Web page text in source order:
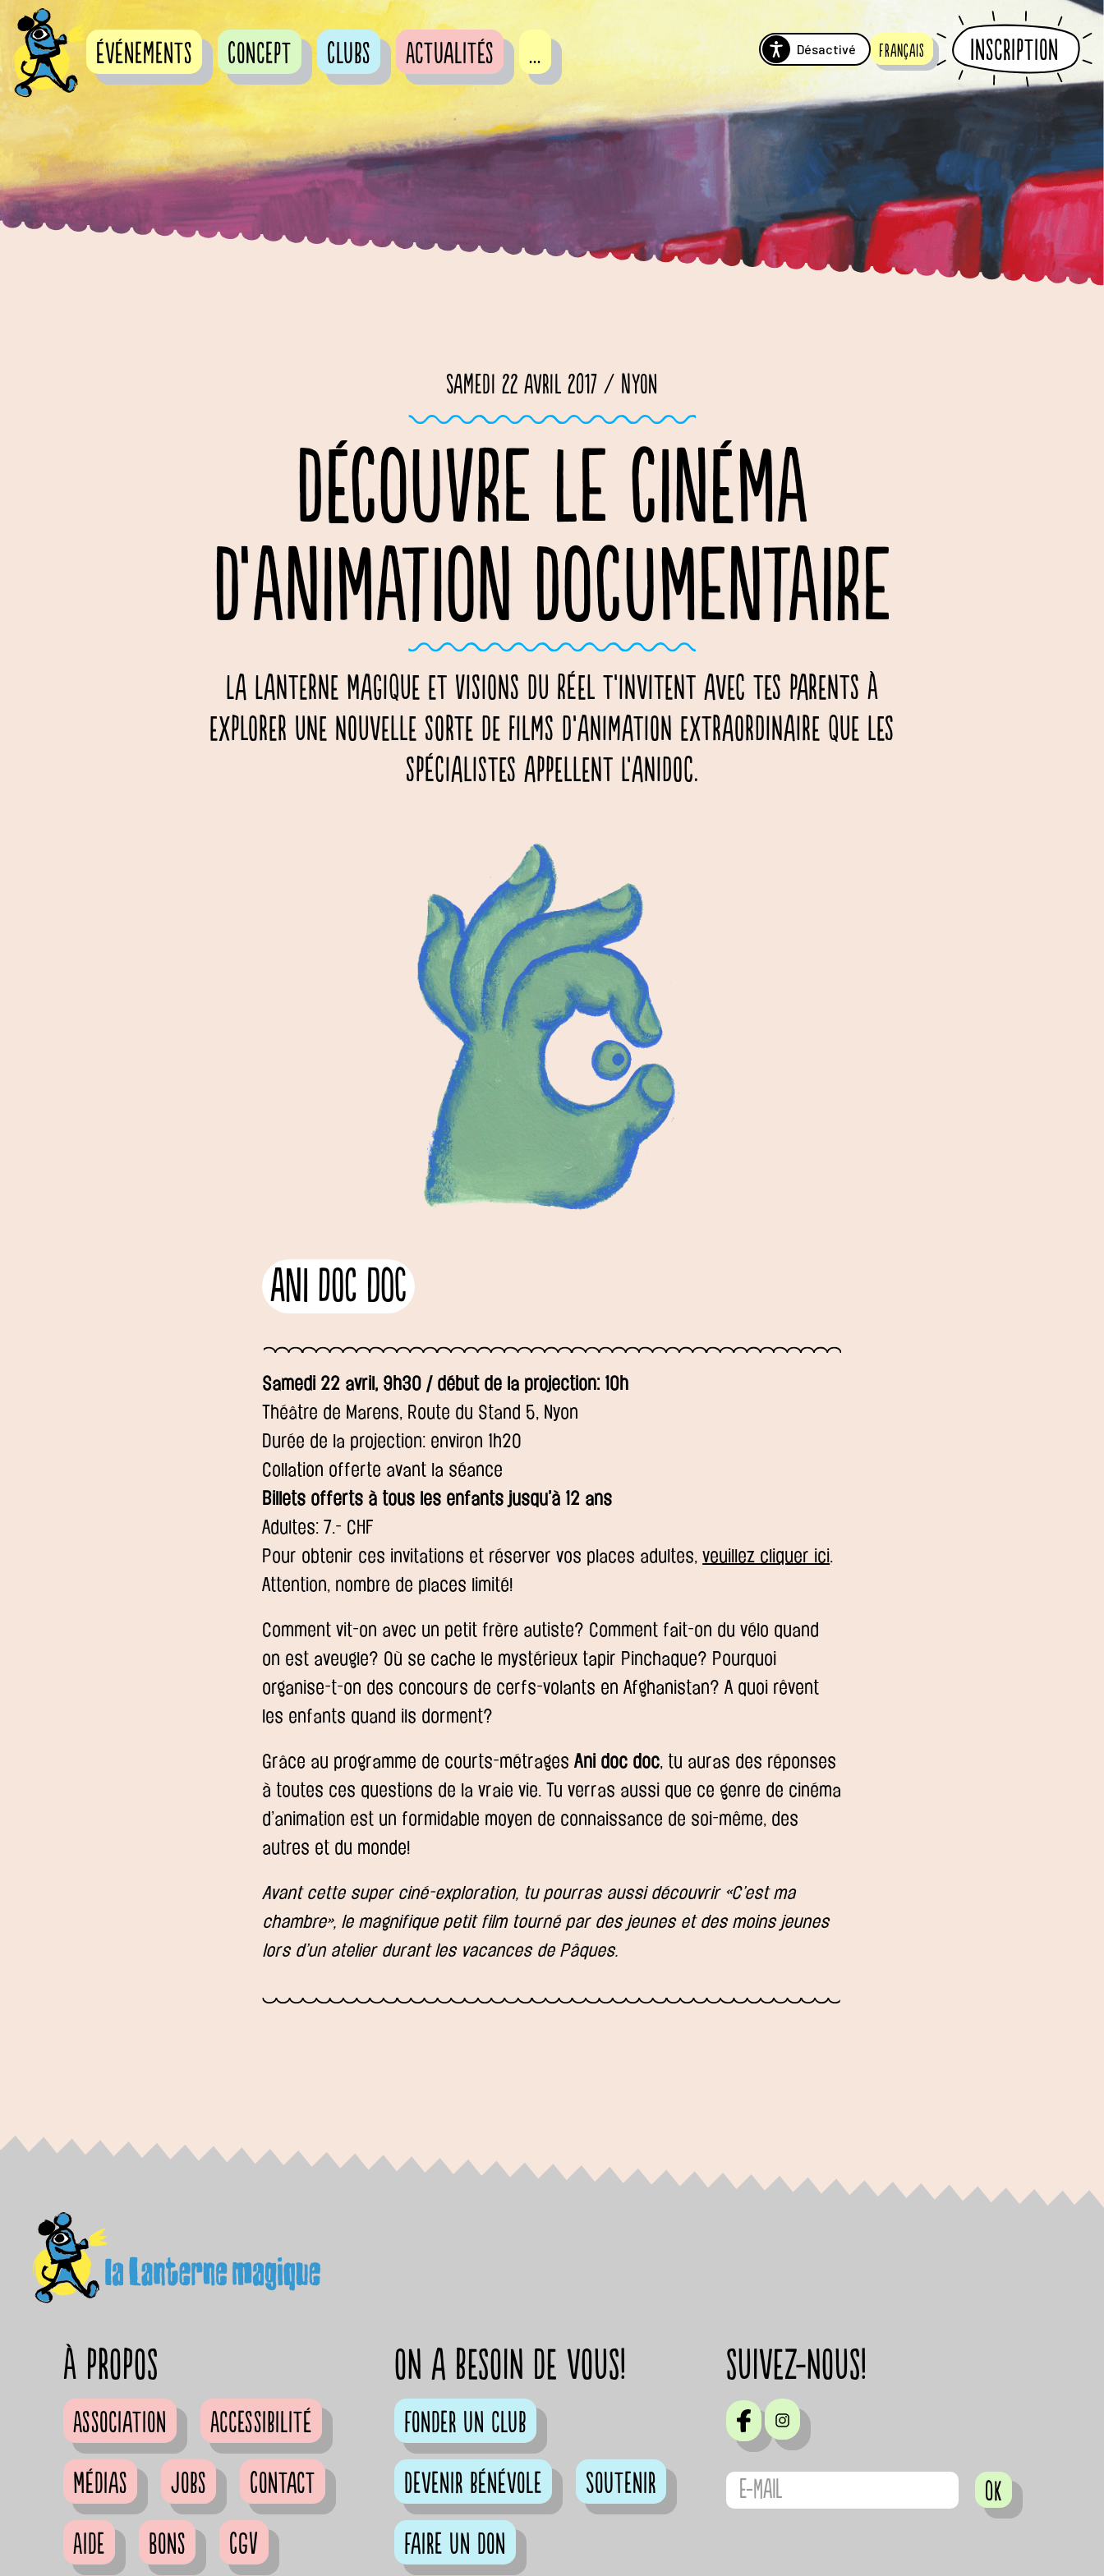
Désactivé Français Inscription
événements Concept Clubs Actualités ...
Samedi 22 avril 2017 / Nyon
DÉCOUVRE LE CINÉMA
D’ANIMATION DOCUMENTAIRE
La Lanterne Magique et Visions du Réel t’invitent avec tes parents à
explorer une nouvelle sorte de films d’animation extraordinaire que les
spécialistes appellent l’anidoc.
Ani doc doc
Samedi 22 avril, 9h30 / début de la projection: 10h
Théâtre de Marens, Route du Stand 5, Nyon
Durée de la projection: environ 1h20
Collation offerte avant la séance
Billets offerts à tous les enfants jusqu’à 12 ans
Adultes: 7.- CHF
Pour obtenir ces invitations et réserver vos places adultes,veuillez cliquer ici
Attention, nombre de places limité!
Comment vit-on avec un petit frère autiste? Comment fait-on du vélo quand
on est aveugle? Où se cache le mystérieux tapir Pinchaque? Pourquoi
organise-t-on des concours de cerfs-volants en Afghanistan? A quoi rêvent
les enfants quand ils dorment?
Grâce au programme de courts-métragesAni doc doc , tu auras des réponses
à toutes ces questions de la vraie vie. Tu verras aussi que ce genre de cinéma
d’animation est un formidable moyen de connaissance de soi-même, des
autres et du monde!
Avant cette super ciné-exploration, tu pourras aussi découvrir «C’est ma
chambre», le magnifique petit film tourné par des jeunes et des moins jeunes
lors d’un atelier durant les vacances de Pâques.
à propos
Association
Accessibilité
Médias
Jobs
Contact
Aide
Bons CGV
on a besoin de vous!
Fonder un club
Devenir bénévole
Soutenir
Faire un don
suivez-nous!
OK